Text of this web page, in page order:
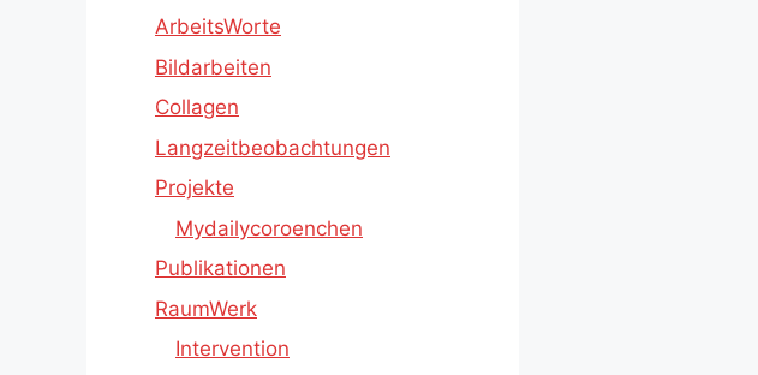
ArbeitsWorte
Bildarbeiten
Collagen
Langzeitbeobachtungen
Projekte
Mydailycoroenchen
Publikationen
RaumWerk
Intervention